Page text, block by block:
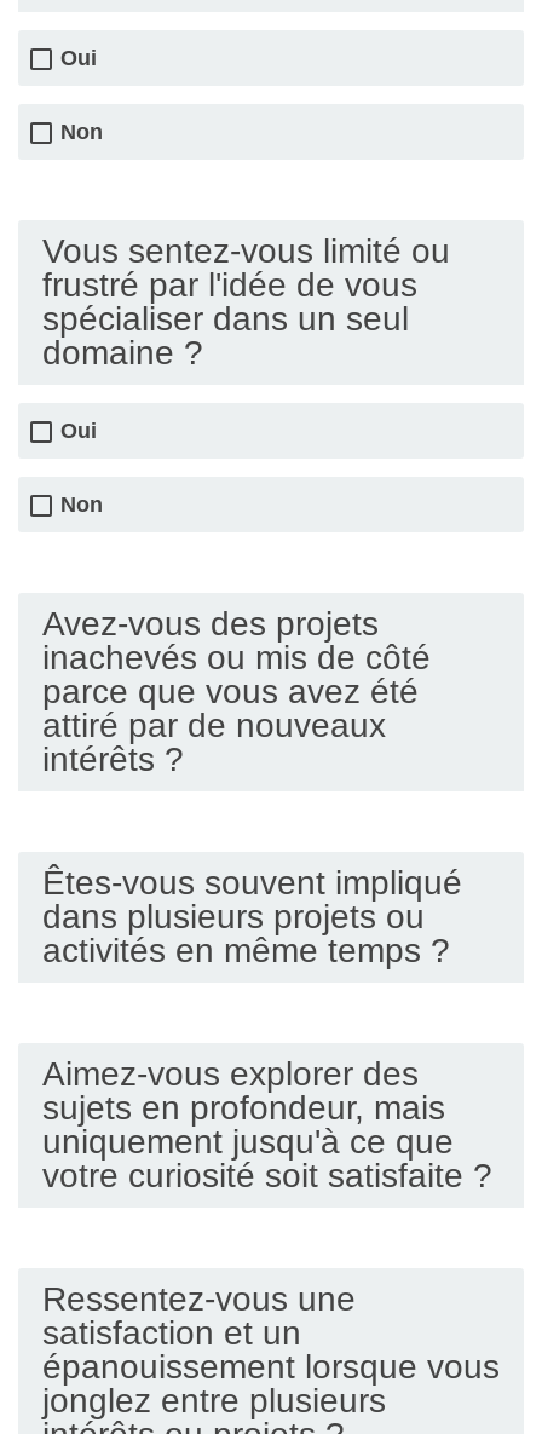
Oui
Non
Vous sentez-vous limité ou
frustré par l'idée de vous
spécialiser dans un seul
domaine ?
Oui
Non
Avez-vous des projets
inachevés ou mis de côté
parce que vous avez été
attiré par de nouveaux
intérêts ?
Êtes-vous souvent impliqué
dans plusieurs projets ou
activités en même temps ?
Aimez-vous explorer des
sujets en profondeur, mais
uniquement jusqu'à ce que
votre curiosité soit satisfaite ?
Ressentez-vous une
satisfaction et un
épanouissement lorsque vous
jonglez entre plusieurs